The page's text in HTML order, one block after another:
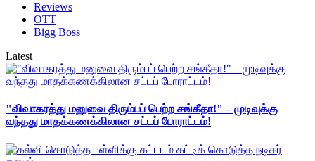
Reviews
OTT
Bigg Boss
Latest
"விவாகரத்து மனுவை திரும்பப் பெற்ற சங்கீதா!" – முடிவுக்கு
வந்தது மாதக்கணக்கிலான சட்டப் போராட்டம்!